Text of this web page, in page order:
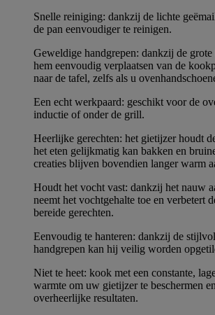
Snelle reiniging: dankzij de lichte
de pan eenvoudiger te reinigen.
Geweldige handgrepen: dankzij de
hem eenvoudig verplaatsen van de
naar de tafel, zelfs als u
Een echt werkpaard: geschikt voor de
inductie of onder de grill.
Heerlijke gerechten: het gietijzer houdt
het eten gelijkmatig kan bakken en
creaties blijven bovendien langer warm
Houdt het vocht vast: dankzij het nauw
neemt het vochtgehalte toe en verbetert
bereide gerechten.
Eenvoudig te hanteren: dankzij de
handgrepen kan hij veilig worden
Niet te heet: kook met een constante,
warmte om uw gietijzer te beschermen
overheerlijke resultaten.